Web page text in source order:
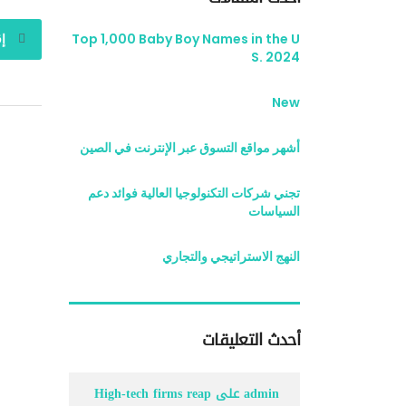
Top 1,000 Baby Boy Names in the U
S. 2024
New
أشهر مواقع التسوق عبر الإنترنت في الصين
تجني شركات التكنولوجيا العالية فوائد دعم
السياسات
النهج الاستراتيجي والتجاري
أحدث التعليقات
adminعلى High-tech firms reap